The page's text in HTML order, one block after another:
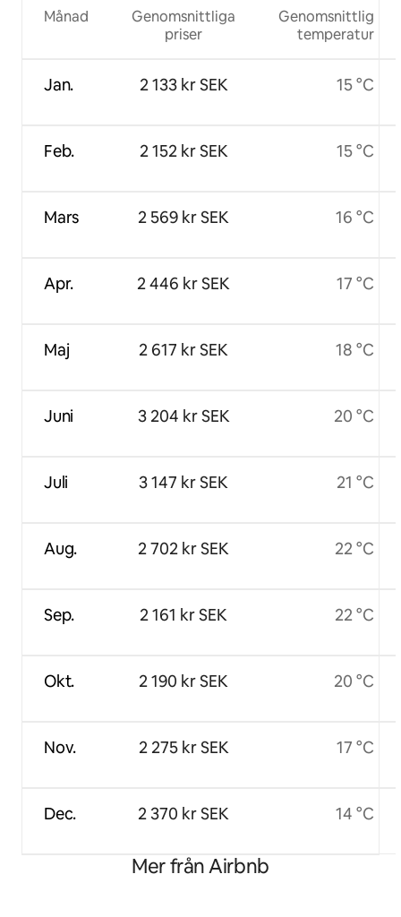
Månad
Jan.
Feb.
Mars
Apr.
Maj
Juni
Juli
Aug.
Sep.
Okt.
Nov.
Dec.
Genomsnittliga
priser
2 133 kr SEK
2 152 kr SEK
2 569 kr SEK
2 446 kr SEK
2 617 kr SEK
3 204 kr SEK
3 147 kr SEK
2 702 kr SEK
2 161 kr SEK
2 190 kr SEK
2 275 kr SEK
2 370 kr SEK
Genomsnittlig
temperatur
15 °C
15 °C
16 °C
17 °C
18 °C
20 °C
21 °C
22 °C
22 °C
20 °C
17 °C
14 °C
Mer från Airbnb